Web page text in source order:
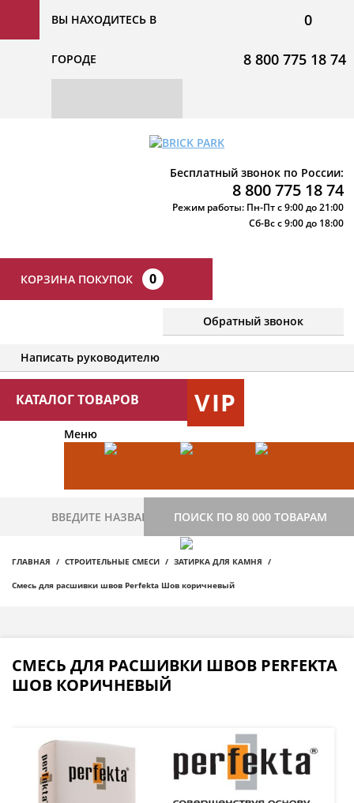
ВЫ НАХОДИТЕСЬ В
ГОРОДЕ
0
8 800 775 18 74
Бесплатный звонок по России:
8 800 775 18 74
Режим работы: Пн-Пт с 9:00 до 21:00
Сб-Вс с 9:00 до 18:00
КОРЗИНА ПОКУПОК 0
Обратный звонок
Написать руководителю
КАТАЛОГ ТОВАРОВ VIP
Меню
ПОИСК ПО 80 000 ТОВАРАМ
ГЛАВНАЯ СТРОИТЕЛЬНЫЕ СМЕСИ ЗАТИРКА ДЛЯ КАМНЯ
Смесь для расшивки швов Perfekta Шов коричневый
СМЕСЬ ДЛЯ РАСШИВКИ ШВОВ PERFEKTA
ШОВ КОРИЧНЕВЫЙ